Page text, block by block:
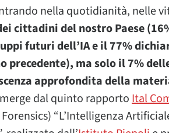
nella quotidianità, nelle
cittadini del nostro Paese
futuri dell’IA e il 77%
precedente), ma solo il 7%
approfondita della
dal quinto rapportoItal
“L’Intelligenza